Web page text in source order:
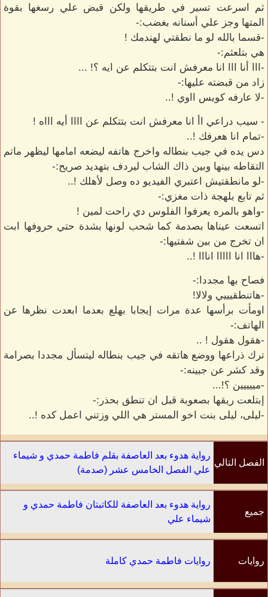
ثم اسرعت تسير في طريقها ولكن قبض علي رسغها بقوة
المتها وجز علي أسنانه بغضب:-
-قسما بالله لو ما نطقتي لهندمك !
هي بتلعثم:-
-ااا أنا ااا انا معرفش انت بتتكلم عن ايه ؟! ...
زاد من قبضته عليها:-
-لا عارفه كويس ااوي !..
- سيب دراعي اأ انا معرفش انت بتتكلم عن اااا أيه اااه !
-تمام انا هعرفك !..
دس يده في جيب بنطاله واخرج هاتفه ليضعه امامها ليظهر ماتم
التقاطه بينها وبين ذاك الشاب ليردف بتهديد صريح:-
-لو مانطقتيش اعتبري الفيديو ده وصل لأهلك !..
ثم تابع بلهجة ذات مغزي:-
-واهو بالمره يعرفوا الفلوس دي راحت لمين !
اتسعت عيناها بصدمة كما شحب لونها بشدة حتي حروفها ابت
ان تخرج من بين شفتيها:-
-هااا انا ااااا انااا !..
فصاح بها مجددا:-
-هاتنطقيييي ولالا!
اومأت برأسها عدة مرات إيجابا بهلع بعدما ابعدت نظرها عن
الهاتف:-
-هقول هقول ! ..
ترك ذراعها ووضع هاتقه في جيب بنطاله ليتسأل مجددا بصرامة
وقد كشر عن جبينه:-
-مييييين ؟!...
إبتلعت ريقها بصعوبة قبل ان تنطق بحذر:-
-ليلى، ليلى بنت اخو المستر هي اللي وزتني اعمل كده !..
الفصل التالي
رواية هدوء بعد العاصفة بقلم فاطمة حمدي و شيماء
علي الفصل الخامس عشر (صدمة)
جميع
رواية هدوء بعد العاصفة للكاتبتان فاطمة حمدي و
شيماء علي
روايات روايات فاطمة حمدي كاملة